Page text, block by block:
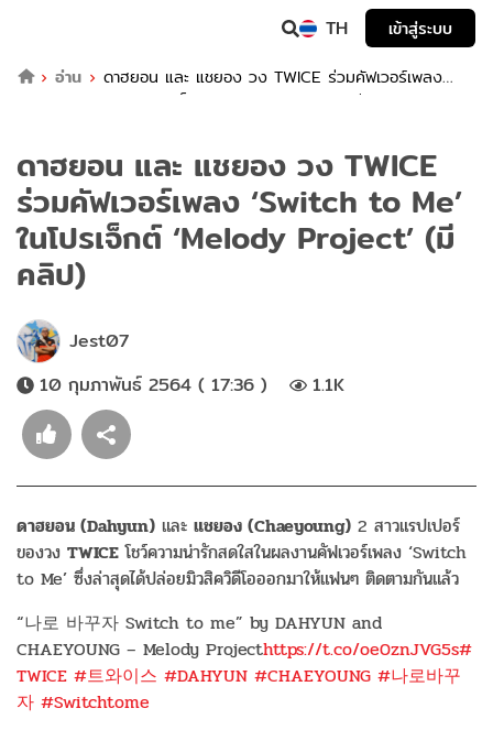
TH
เข้าสู่ระบบ
อ่าน
ดาฮยอน และ แชยอง วง TWICE ร่วมคัฟเวอร์เพลง
‘Switch to Me’ ในโปรเจ็กต์ ‘Melody Project’ (มีคลิป)
ดาฮยอน และ แชยอง วง TWICE
ร่วมคัฟเวอร์เพลง ‘Switch to Me’
ในโปรเจ็กต์ ‘Melody Project’ (มี
คลิป)
Jest07
10 กุมภาพันธ์ 2564 ( 17:36 )
1.1K
ดาฮยอน (Dahyun) และ แชยอง (Chaeyoung) 2 สาวแรปเปอร์
ของวง TWICE โชว์ความน่ารักสดใสในผลงานคัฟเวอร์เพลง ‘Switch
to Me’ ซึ่งล่าสุดได้ปล่อยมิวสิควิดีโอออกมาให้แฟนๆ ติดตามกันแล้ว
“나로 바꾸자 Switch to me” by DAHYUN and
CHAEYOUNG – Melody Projecthttps://t.co/oe0znJVG5s#
TWICE #트와이스 #DAHYUN #CHAEYOUNG #나로바꾸
자 #Switchtome